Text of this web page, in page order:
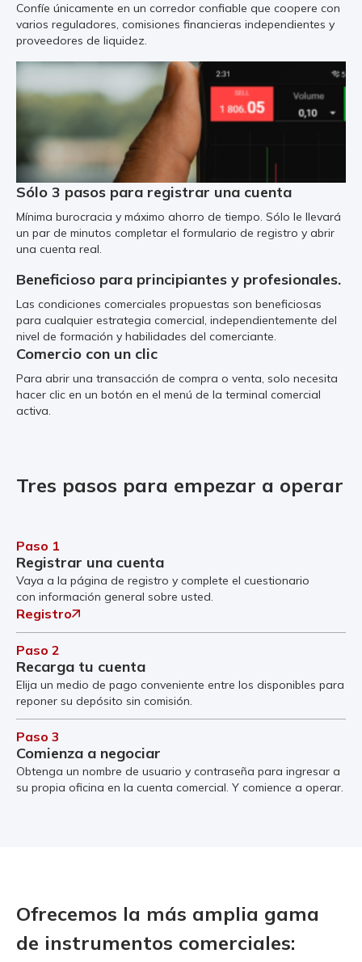
Confíe únicamente en un corredor confiable que coopere con
varios reguladores, comisiones financieras independientes y
proveedores de liquidez.
Sólo 3 pasos para registrar una cuenta
Mínima burocracia y máximo ahorro de tiempo. Sólo le llevará
un par de minutos completar el formulario de registro y abrir
una cuenta real.
Beneficioso para principiantes y profesionales.
Las condiciones comerciales propuestas son beneficiosas
para cualquier estrategia comercial, independientemente del
nivel de formación y habilidades del comerciante.
Comercio con un clic
Para abrir una transacción de compra o venta, solo necesita
hacer clic en un botón en el menú de la terminal comercial
activa.
Tres pasos para empezar a operar
Paso 1
Registrar una cuenta
Vaya a la página de registro y complete el cuestionario
con información general sobre usted.
Registro
Paso 2
Recarga tu cuenta
Elija un medio de pago conveniente entre los disponibles para
reponer su depósito sin comisión.
Paso 3
Comienza a negociar
Obtenga un nombre de usuario y contraseña para ingresar a
su propia oficina en la cuenta comercial. Y comience a operar.
Ofrecemos la más amplia gama
de instrumentos comerciales: